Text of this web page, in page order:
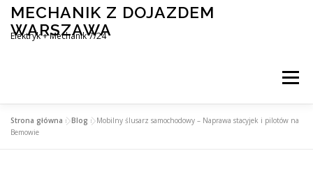
Skip
content
MECHANIK Z DOJAZDEM
WARSZAWA
Elektryk + Mechanik 7/24
Menu
MOBILNY MECHANIK WARSZAWA
Strona główna »Blog »Mobilny ślusarz samochodowy – Naprawa stacyjek i pilotów na
Bemowie